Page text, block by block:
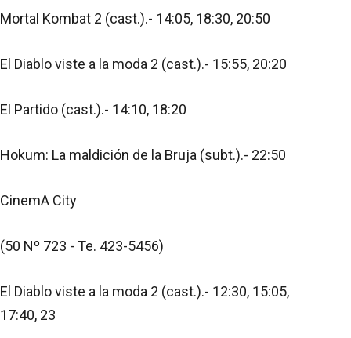
Mortal Kombat 2 (cast.).- 14:05, 18:30, 20:50
El Diablo viste a la moda 2 (cast.).- 15:55, 20:20
El Partido (cast.).- 14:10, 18:20
Hokum: La maldición de la Bruja (subt.).- 22:50
CinemA City
(50 Nº 723 - Te. 423-5456)
El Diablo viste a la moda 2 (cast.).- 12:30, 15:05,
17:40, 23